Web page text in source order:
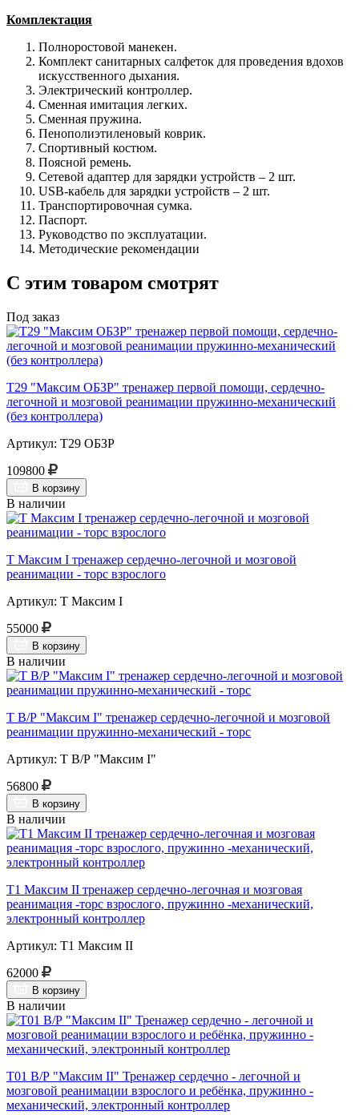
Комплектация
Полноростовой манекен.
Комплект санитарных салфеток для проведения вдохов
искусственного дыхания.
Электрический контроллер.
Сменная имитация легких.
Сменная пружина.
Пенополиэтиленовый коврик.
Спортивный костюм.
Поясной ремень.
Сетевой адаптер для зарядки устройств – 2 шт.
USB-кабель для зарядки устройств – 2 шт.
Транспортировочная сумка.
Паспорт.
Руководство по эксплуатации.
Методические рекомендации
С этим товаром смотрят
Под заказ
Т29 "Максим ОБЗР" тренажер первой помощи, сердечно-
легочной и мозговой реанимации пружинно-механический
(без контроллера)
Артикул: Т29 ОБЗР
109800
В корзину
В наличии
Т Максим I тренажер сердечно-легочной и мозговой
реанимации - торс взрослого
Артикул: Т Максим I
55000
В корзину
В наличии
Т В/Р "Максим I" тренажер сердечно-легочной и мозговой
реанимации пружинно-механический - торс
Артикул: Т В/Р "Максим I"
56800
В корзину
В наличии
Т1 Максим II тренажер сердечно-легочная и мозговая
реанимация -торс взрослого, пружинно -механический,
электронный контроллер
Артикул: Т1 Максим II
62000
В корзину
В наличии
Т01 В/Р "Максим II" Тренажер сердечно - легочной и
мозговой реанимации взрослого и ребёнка, пружинно -
механический, электронный контроллер